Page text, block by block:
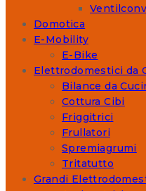
Domotica
E-Mobility
E-Bike
Elettrodomestici da
Bilance da
Cottura Cibi
Friggitrici
Frullatori
Spremiagrumi
Tritatutto
Grandi